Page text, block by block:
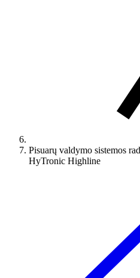
Pisuarų valdymo sistemos
HyTronic Highline